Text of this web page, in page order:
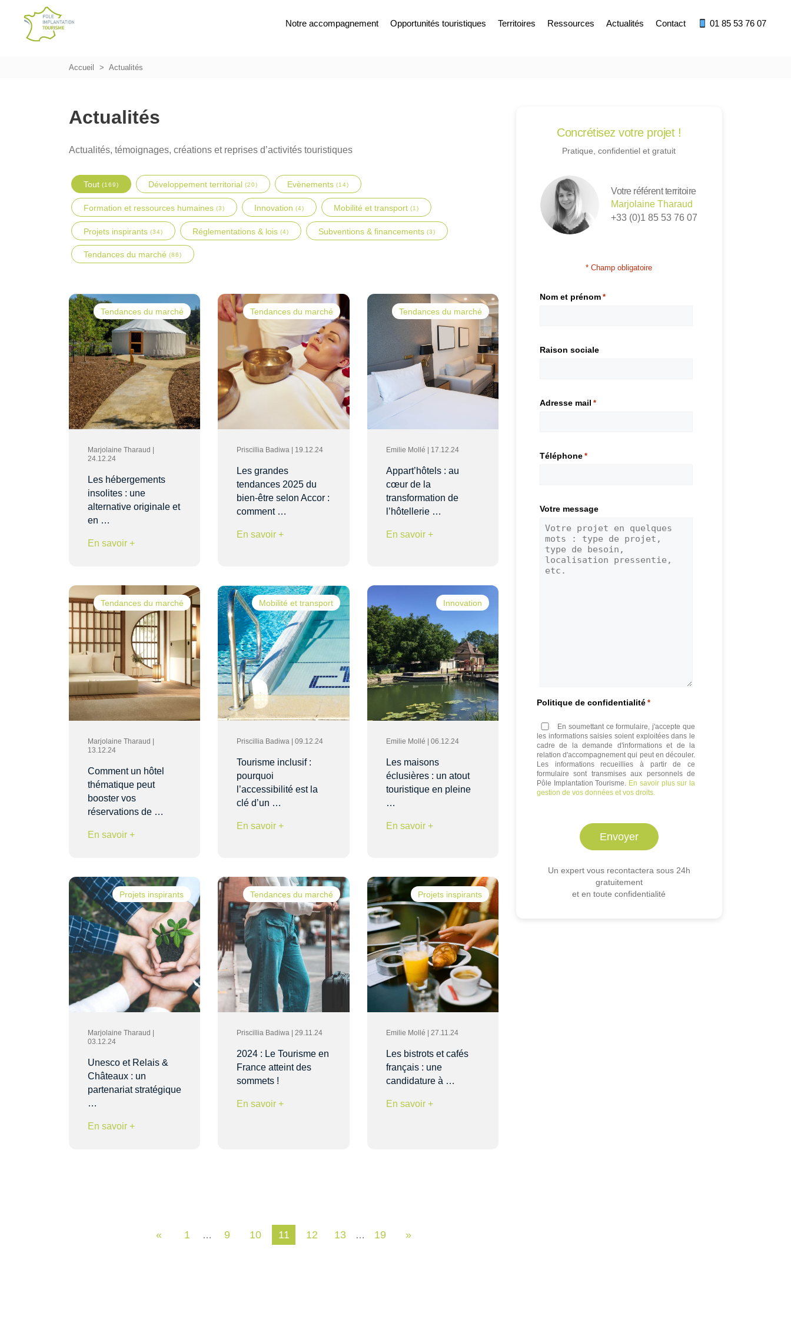
Notre accompagnement Opportunités touristiques Territoires Ressources Actualités Contact 01 85 53 76 07
Accueil Actualités
Actualités
Actualités, témoignages, créations et reprises d’activités touristiques
Tout (169) Développement territorial (20) Evènements (14)
Formation et ressources humaines (3) Innovation (4) Mobilité et transport (1)
Projets inspirants (34) Réglementations & lois (4) Subventions & financements (3)
Tendances du marché (86)
Tendances du marché
Marjolaine Tharaud |
24.12.24
Les hébergements
insolites : une
alternative originale et
en …
En savoir +
Tendances du marché
Priscillia Badiwa | 19.12.24
Les grandes
tendances 2025 du
bien-être selon Accor :
comment …
En savoir +
Tendances du marché
Emilie Mollé | 17.12.24
Appart’hôtels : au
cœur de la
transformation de
l’hôtellerie …
En savoir +
Tendances du marché
Marjolaine Tharaud |
13.12.24
Comment un hôtel
thématique peut
booster vos
réservations de …
En savoir +
Mobilité et transport
Priscillia Badiwa | 09.12.24
Tourisme inclusif :
pourquoi
l’accessibilité est la
clé d’un …
En savoir +
Innovation
Emilie Mollé | 06.12.24
Les maisons
éclusières : un atout
touristique en pleine
…
En savoir +
Projets inspirants
Marjolaine Tharaud |
03.12.24
Unesco et Relais &
Châteaux : un
partenariat stratégique
…
En savoir +
Tendances du marché
Priscillia Badiwa | 29.11.24
2024 : Le Tourisme en
France atteint des
sommets !
En savoir +
Projets inspirants
Emilie Mollé | 27.11.24
Les bistrots et cafés
français : une
candidature à …
En savoir +
« 1 … 9 10 11 12 13 … 19 »
Concrétisez votre projet !
Pratique, confidentiel et gratuit
Votre référent territoire
Marjolaine Tharaud
+33 (0)1 85 53 76 07
* Champ obligatoire
Nom et prénom *
Raison sociale
Adresse mail *
Téléphone *
Votre message
Politique de confidentialité *
En soumettant ce formulaire, j'accepte que
les informations saisies soient exploitées dans le
cadre de la demande d'informations et de la
relation d'accompagnement qui peut en découler.
Les informations recueillies à partir de ce
formulaire sont transmises aux personnels de
Pôle Implantation Tourisme. En savoir plus sur la
gestion de vos données et vos droits.
Un expert vous recontactera sous 24h
gratuitement
et en toute confidentialité